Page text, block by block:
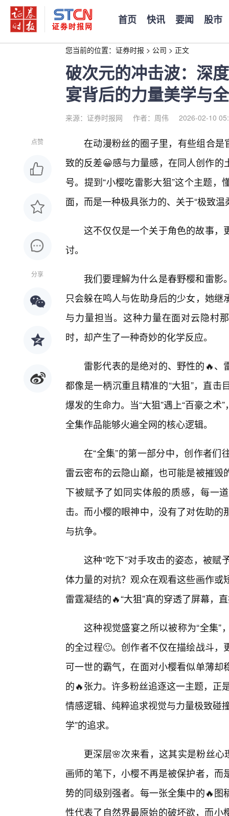
首页 快讯 要闻 股市
您当前的位置： 证券时报 > 公司 > 正文
破次元的冲击波：深
宴背后的力量美学与
来源：证券时报网 作者：周伟 2026-02-10
点赞
分享
在动漫粉丝的圈子里，有些组合是
致的反差😀感与力量感，在同人创作
号。提到“小樱吃雷影大狙”这个主题
面，而是一种极具张力的、关于“极致
这不仅仅是一个关于角色的故事，
讨。
我们要理解为什么是春野樱和雷
只会躲在鸣人与佐助身后的少女，她
与力量担当。这种力量在面对云隐村
时，却产生了一种奇妙的化学反应。
雷影代表的是绝对的、野性的🔥
都像是一柄沉重且精准的“大狙”，直
爆发的生命力。当“大狙”遇上“百豪之
全集作品能够火遍全网的核心逻辑。
在“全集”的第一部分中，创作者
雷云密布的云隐山巅，也可能是被摧
下被赋予了如同实体般的质感，每一
击。而小樱的眼神中，没有了对佐助
与抗争。
这种“吃下”对手攻击的姿态，被
体力量的对抗？观众在观看这些画作
雷霆凝结的🔥“大狙”真的穿透了屏幕，
这种视觉盛宴之所以被称为“全集
的全过程🙂。创作者不仅在描绘战斗
可一世的霸气，在面对小樱看似单薄
的🔥张力。许多粉丝追逐这一主题，正
情感逻辑、纯粹追求视觉与力量极致碰
学”的追求。
更深层🌸次来看，这其实是粉丝心
画师的笔下，小樱不再是被保护者，
势的同级别强者。每一张全集中的🔥
性代表了自然界最原始的破坏欲，而